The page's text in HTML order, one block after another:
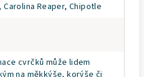
Carolina Reaper, Chipotle
cvrčků může lidem
na měkkýše, korýše či